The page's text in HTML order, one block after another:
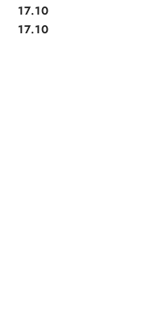
Cena:
17.10
Cena:
17.10